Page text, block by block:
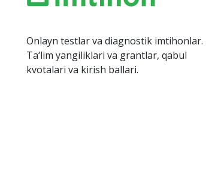
Onlayn testlar va diagnostik imtihonlar.
Ta‘lim yangiliklari va grantlar, qabul
kvotalari va kirish ballari.